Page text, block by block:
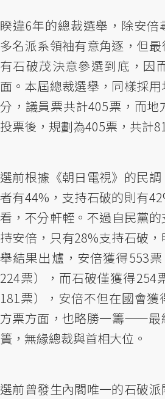
睽違6年的總裁選舉，除安倍
多名派系領袖有意角逐，但
有石破茂決意參選到底，因
面。本屆總裁選舉，同樣採
分，議員票共計405票，而地
投票後，規劃為405票，共計
選前根據《朝日電視》的民
者有44%，支持石破的則有
看，不分軒輊。不過自民黨
持安倍，只有28%支持石破
舉結果出爐，安倍獲得553
224票），而石破僅獲得254
181票），安倍不但在國會
方票方面，也略勝一籌——最
簣，無緣總裁與首相大位。
選前曾發生內閣唯一的石破